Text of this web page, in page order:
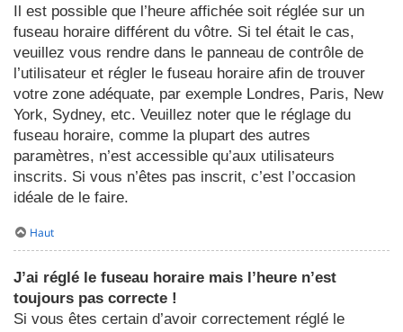
Il est possible que l’heure affichée soit réglée sur un
fuseau horaire différent du vôtre. Si tel était le cas,
veuillez vous rendre dans le panneau de contrôle de
l’utilisateur et régler le fuseau horaire afin de trouver
votre zone adéquate, par exemple Londres, Paris, New
York, Sydney, etc. Veuillez noter que le réglage du
fuseau horaire, comme la plupart des autres
paramètres, n’est accessible qu’aux utilisateurs
inscrits. Si vous n’êtes pas inscrit, c’est l’occasion
idéale de le faire.
Haut
J’ai réglé le fuseau horaire mais l’heure n’est
toujours pas correcte !
Si vous êtes certain d’avoir correctement réglé le